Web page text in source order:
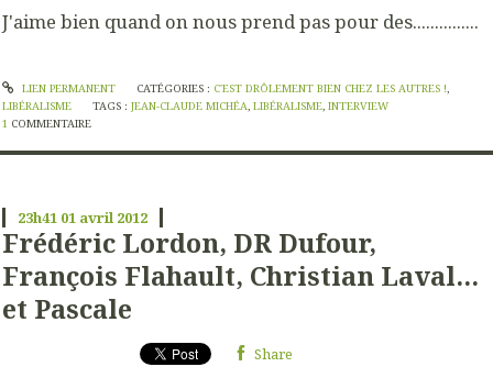
J'aime bien quand on nous prend pas pour des...............
LIEN PERMANENT CATÉGORIES : C'EST DRÔLEMENT BIEN CHEZ LES AUTRES !,
LIBÉRALISME
TAGS :JEAN-CLAUDE MICHÉA,LIBÉRALISME,INTERVIEW
1 COMMENTAIRE
23h41 01 avril 2012
Frédéric Lordon, DR Dufour,
François Flahault, Christian Laval...
et Pascale
Share